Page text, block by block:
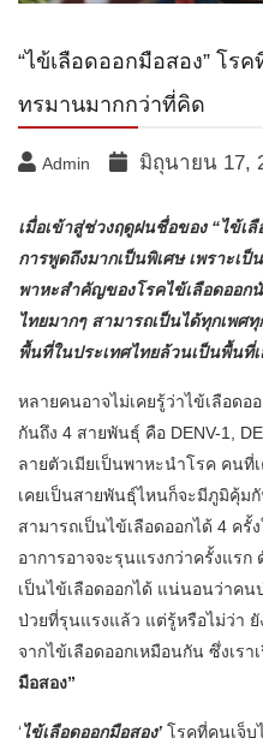
“ไข้เลือดออกมือสอง” โร
ทรมานมากกว่าที่คิด
Admin มิถุนายน 17,
เมื่อเข้าสู่ช่วงฤดูฝนชื่อของ “ไข้เ
การพูดถึงมากเป็นพิเศษ เพราะเ
พาหะสำคัญของโรคไข้เลือดออก
ไทยมากๆ สามารถเป็นได้ทุกเพศ
พื้นที่ในประเทศไทยล้วนเป็นพื้นที่เ
หลายคนอาจไม่เคยรู้ว่าไข้เลือดอ
กันถึง 4 สายพันธุ์ คือ DENV-1,
ลายตัวเมียเป็นพาหะนำโรค คนที่
เคยเป็นสายพันธุ์ไหนก็จะมีภูมิคุ้ม
สามารถเป็นไข้เลือดออกได้ 4 ครั้
อาการอาจจะรุนแรงกว่าครั้งแรก
เป็นไข้เลือดออกได้ แน่นอนว่าคน
ป่วยที่รุนแรงแล้ว แต่รู้หรือไม่ว่า
จากไข้เลือดออกเหมือนกัน ซึ่งเรา
มือสอง”
‘ไข้เลือดออกมือสอง’ โรคที่คนเจ็บ